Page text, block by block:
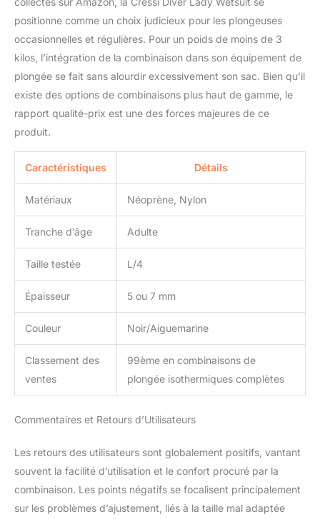
positionne comme un choix judicieux pour les plongeuses
occasionnelles et régulières. Pour un poids de moins de 3
kilos, l’intégration de la combinaison dans son équipement de
plongée se fait sans alourdir excessivement son sac. Bien qu’il
existe des options de combinaisons plus haut de gamme, le
rapport qualité-prix est une des forces majeures de ce
produit.
Caractéristiques Détails
Matériaux Néoprène, Nylon
Tranche d’âge Adulte
Taille testée L/4
Épaisseur 5 ou 7 mm
Couleur Noir/Aiguemarine
Classement des
ventes
99ème en combinaisons de
plongée isothermiques complètes
Commentaires et Retours d’Utilisateurs
Les retours des utilisateurs sont globalement positifs, vantant
souvent la facilité d’utilisation et le confort procuré par la
combinaison. Les points négatifs se focalisent principalement
sur les problèmes d’ajustement, liés à la taille mal adaptée